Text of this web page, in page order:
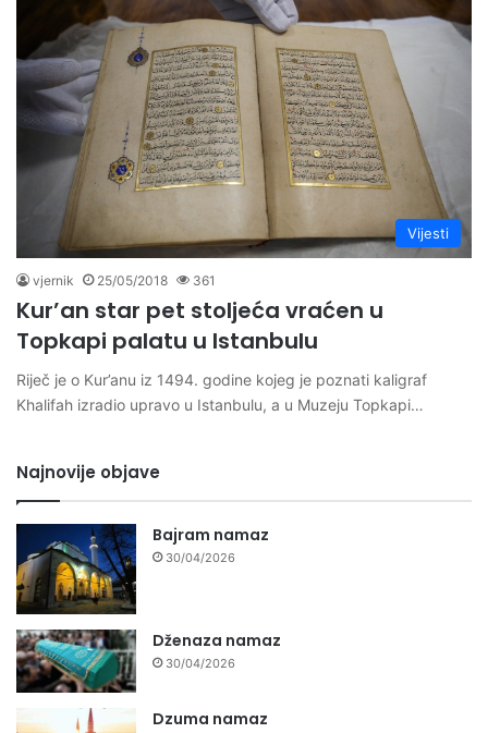
Vijesti
vjernik 25/05/2018 361
Kur’an star pet stoljeća vraćen u
Topkapi palatu u Istanbulu
Riječ je o Kur’anu iz 1494. godine kojeg je poznati kaligraf
Khalifah izradio upravo u Istanbulu, a u Muzeju Topkapi…
Najnovije objave
Bajram namaz
30/04/2026
Dženaza namaz
30/04/2026
Dzuma namaz